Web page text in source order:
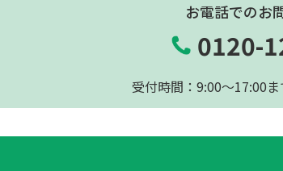
お電話でのお
0120-
受付時間：9:00〜17:00